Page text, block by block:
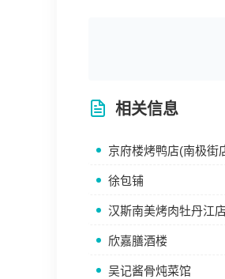
相关信息
京府楼烤鸭店(南极街
徐包铺
汉斯南美烤肉牡丹江
欣嘉膳酒楼
吴记酱骨炖菜馆